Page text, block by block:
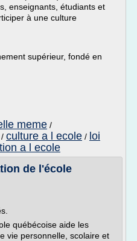
enseignants, étudiants et
à une culture
supérieur, fondé en
meme /
/ culture a l ecole / loi
a l ecole
de l'école
québécoise aide les
vie personnelle, scolaire et